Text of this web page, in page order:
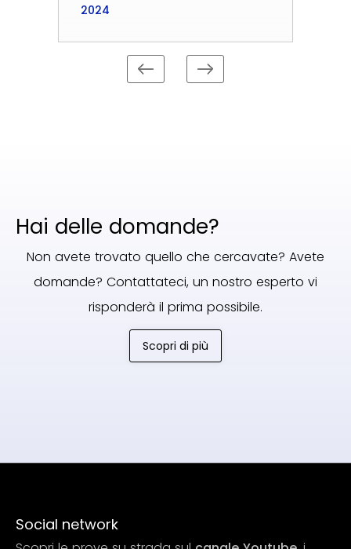
2024
Hai delle domande?
Non avete trovato quello che cercavate? Avete
domande? Contattateci, un nostro esperto vi
risponderà il prima possibile.
Scopri di più
Social network